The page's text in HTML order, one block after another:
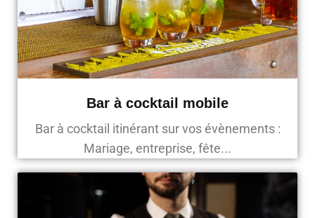
Bar à cocktail mobile
Bar à cocktail itinérant sur vos évènements :
Mariage, entreprise, fête...